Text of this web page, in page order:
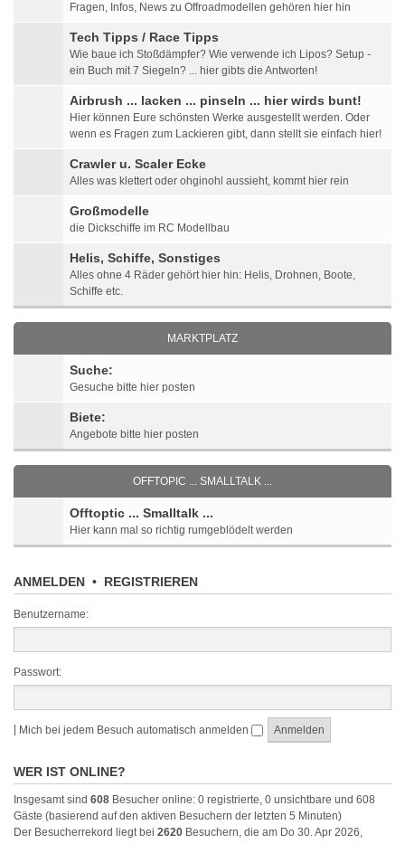
Fragen, Infos, News zu Offroadmodellen gehören hier hin
Tech Tipps / Race Tipps
Wie baue ich Stoßdämpfer? Wie verwende ich Lipos? Setup -
ein Buch mit 7 Siegeln? ... hier gibts die Antworten!
Airbrush ... lacken ... pinseln ... hier wirds bunt!
Hier können Eure schönsten Werke ausgestellt werden. Oder
wenn es Fragen zum Lackieren gibt, dann stellt sie einfach hier!
Crawler u. Scaler Ecke
Alles was klettert oder ohginohl aussieht, kommt hier rein
Großmodelle
die Dickschiffe im RC Modellbau
Helis, Schiffe, Sonstiges
Alles ohne 4 Räder gehört hier hin: Helis, Drohnen, Boote,
Schiffe etc.
MARKTPLATZ
Suche:
Gesuche bitte hier posten
Biete:
Angebote bitte hier posten
OFFTOPIC ... SMALLTALK ...
Offtoptic ... Smalltalk ...
Hier kann mal so richtig rumgeblödelt werden
ANMELDEN • REGISTRIEREN
Benutzername:
Passwort:
Mich bei jedem Besuch automatisch anmelden
WER IST ONLINE?
Insgesamt sind 608 Besucher online: 0 registrierte, 0 unsichtbare und 608
Gäste (basierend auf den aktiven Besuchern der letzten 5 Minuten)
Der Besucherrekord liegt bei 2620 Besuchern, die am Do 30. Apr 2026,